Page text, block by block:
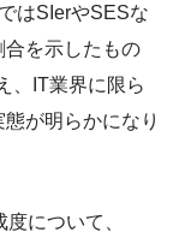
はSIerやSESな
合を示したもの
、IT業界に限ら
が明らかになり
について、